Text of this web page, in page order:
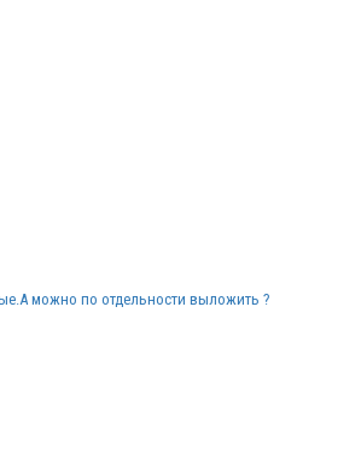
можно по отдельности выложить ?